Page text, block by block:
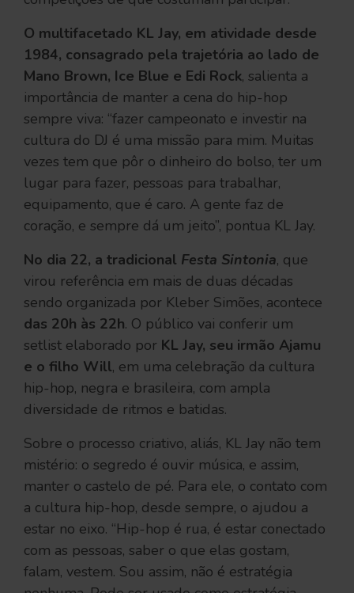
O multifacetado KL Jay, em atividade desde
1984, consagrado pela trajetória ao lado de
Mano Brown, Ice Blue e Edi Rock, salienta a
importância de manter a cena do hip-hop
sempre viva: “fazer campeonato e investir na
cultura do DJ é uma missão para mim. Muitas
vezes tem que pôr o dinheiro do bolso, ter um
lugar para fazer, pessoas para trabalhar,
equipamento, que é caro. A gente faz de
coração, e sempre dá um jeito”, pontua KL Jay.
No dia 22, a tradicional Festa Sintonia, que
virou referência em mais de duas décadas
sendo organizada por Kleber Simões, acontece
das 20h às 22h. O público vai conferir um
setlist elaborado por KL Jay, seu irmão Ajamu
e o filho Will, em uma celebração da cultura
hip-hop, negra e brasileira, com ampla
diversidade de ritmos e batidas.
Sobre o processo criativo, aliás, KL Jay não tem
mistério: o segredo é ouvir música, e assim,
manter o castelo de pé. Para ele, o contato com
a cultura hip-hop, desde sempre, o ajudou a
estar no eixo. “Hip-hop é rua, é estar conectado
com as pessoas, saber o que elas gostam,
falam, vestem. Sou assim, não é estratégia